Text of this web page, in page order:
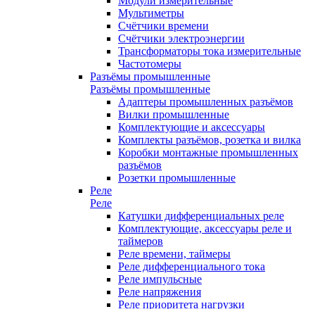
Мультиметры
Счётчики времени
Счётчики электроэнергии
Трансформаторы тока измерительные
Частотомеры
Разъёмы промышленные
Разъёмы промышленные
Адаптеры промышленных разъёмов
Вилки промышленные
Комплектующие и аксессуары
Комплекты разъёмов, розетка и вилка
Коробки монтажные промышленных
разъёмов
Розетки промышленные
Реле
Реле
Катушки дифференциальных реле
Комплектующие, аксессуары реле и
таймеров
Реле времени, таймеры
Реле дифференциального тока
Реле импульсные
Реле напряжения
Реле приоритета нагрузки